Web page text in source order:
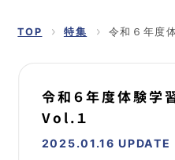
TOP 特集 令和６年度
令和６年度体験学
Vol.１
2025.01.16 UPDATE